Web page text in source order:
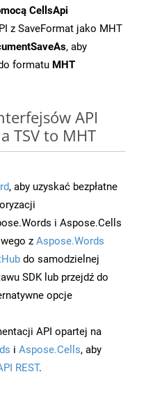
CellsApi
z SaveFormat jako MHT
, aby
formatu MHT
API
TSV to MHT
, aby uzyskać bezpłatne
i Aspose.Cells
z Aspose.Words
do samodzielnej
SDK lub przejdź do
opcje
API opartej na
i Aspose.Cells, aby
REST.